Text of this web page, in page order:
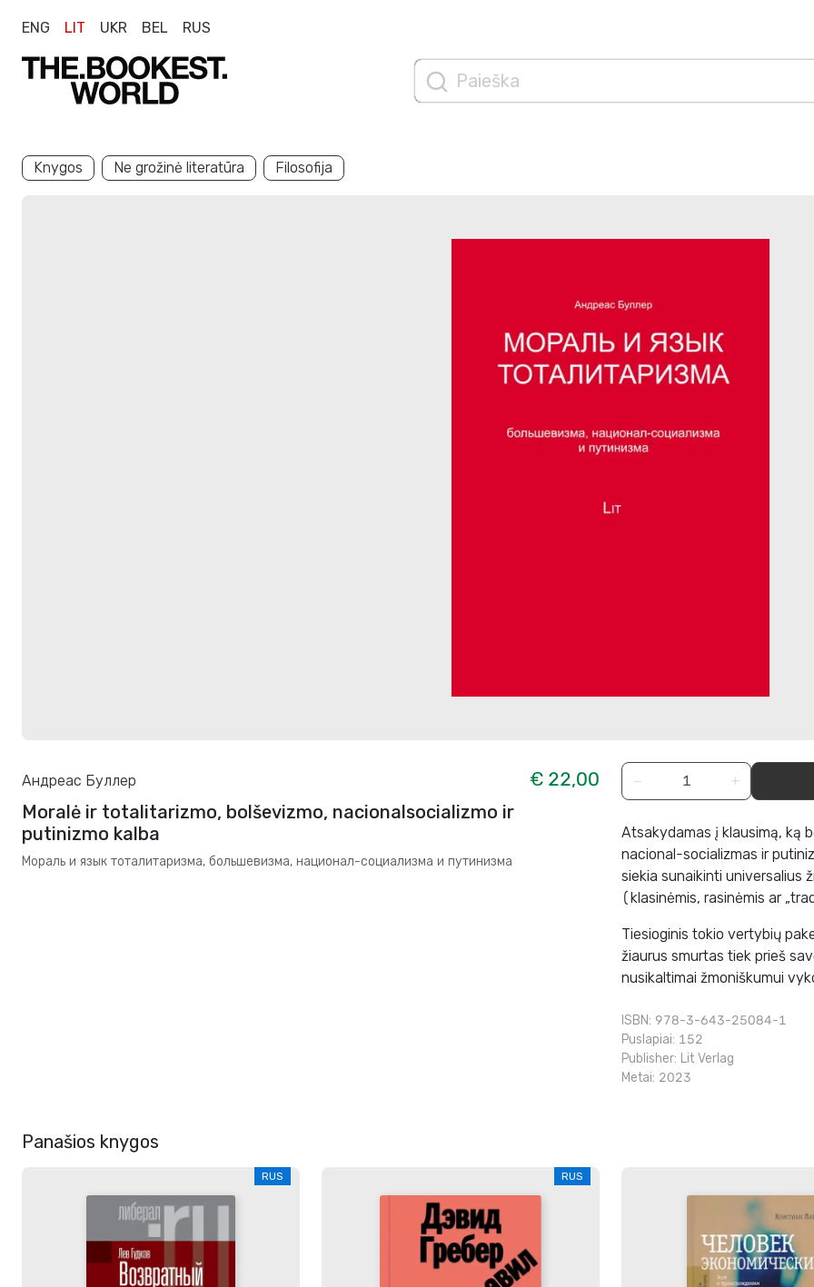
ENG LIT UKR BEL RUS
Knygos Ne grožinė literatūra Filosofija
Андреас Буллер
€ 22,00
Moralė ir totalitarizmo, bolševizmo, nacionalsocializmo ir
putinizmo kalba
Мораль и язык тоталитаризма, большевизма, национал-социализма и путинизма
− +
Atsakydamas į klausimą, ką
nacional-socializmas ir
siekia sunaikinti universalius
(klasinėmis, rasinėmis ar
Tiesioginis tokio vertybių
žiaurus smurtas tiek prieš
nusikaltimai žmoniškumui
ISBN: 978-3-643-25084-1
Puslapiai: 152
Publisher: Lit Verlag
Metai: 2023
Panašios knygos
RUS RUS